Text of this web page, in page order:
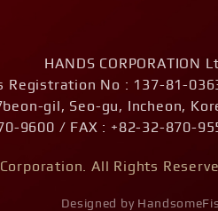
HANDS CORPORATION
Registration No : 137-81-
gil, Seo-gu, Incheon,
9600 / FAX : +82-32-870-
All Rights
Designed by